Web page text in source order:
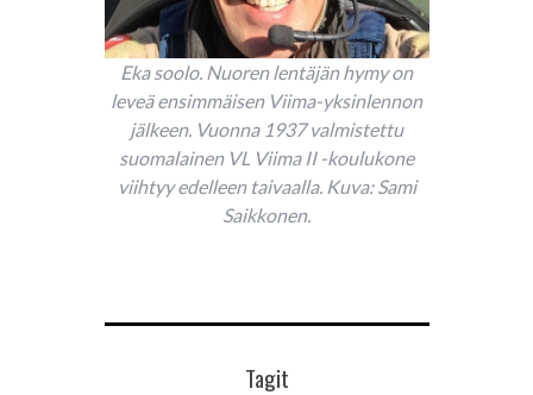
Eka soolo. Nuoren lentäjän hymy on
leveä ensimmäisen Viima-yksinlennon
jälkeen. Vuonna 1937 valmistettu
suomalainen VL Viima II -koulukone
viihtyy edelleen taivaalla. Kuva: Sami
Saikkonen.
Tagit